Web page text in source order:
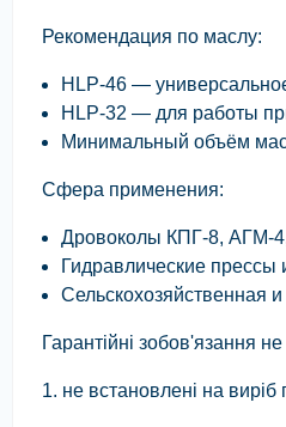
Рекомендация по маслу:
HLP-46 —
HLP-32 — для работы
Минимальный объём
Сфера применения:
Дровоколы КПГ-8, АГМ-
Гидравлические
Сельскохозяйственная
Гарантійні зобов'язання
1. не встановлені на